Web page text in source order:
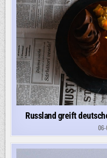
Russland greift